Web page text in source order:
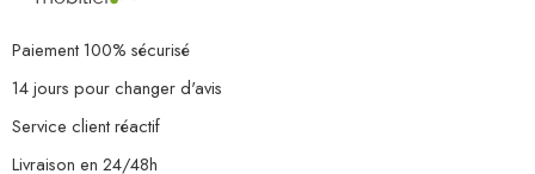
Paiement 100% sécurisé
14 jours pour changer d'avis
Service client réactif
Livraison en 24/48h